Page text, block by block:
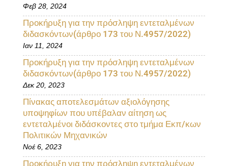
Φεβ 28, 2024
Προκήρυξη για την πρόσληψη εντεταλμένων
διδασκόντων(άρθρο 173 του Ν.4957/2022)
Ιαν 11, 2024
Προκήρυξη για την πρόσληψη εντεταλμένων
διδασκόντων(άρθρο 173 του Ν.4957/2022)
Δεκ 20, 2023
Πίνακας αποτελεσμάτων αξιολόγησης
υποψηφίων που υπέβαλαν αίτηση ως
εντεταλμένοι διδάσκοντες στο τμήμα Εκπ/κων
Πολιτικών Μηχανικών
Νοέ 6, 2023
Προκήρυξη για την πρόσληψη εντεταλμένων